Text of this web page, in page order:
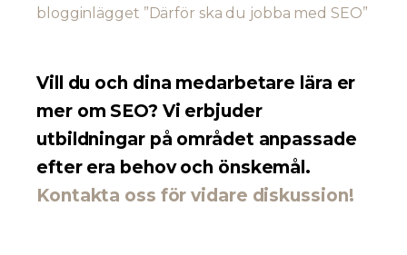
blogginlägget ”Därför ska du jobba med SEO”
Vill du och dina medarbetare lära er
mer om SEO? Vi erbjuder
utbildningar på området anpassade
efter era behov och önskemål.
Kontakta oss för vidare diskussion!